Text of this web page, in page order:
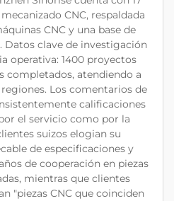
CNC, respaldada
CNC y una base de
Datos clave de investigación
operativa: 1400 proyectos
completados, atendiendo a
Los comentarios de
calificaciones
el servicio como por la
suizos elogian su
de especificaciones y
de cooperación en piezas
mientras que clientes
"piezas CNC que coinciden